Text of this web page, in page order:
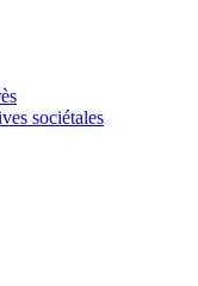
sociétales